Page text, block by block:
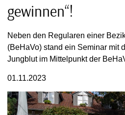
gewinnen“!
Neben den Regularen einer
(BeHaVo) stand ein Seminar mit
Jungblut im Mittelpunkt der
01.11.2023